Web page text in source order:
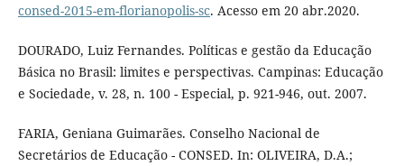
consed-2015-em-florianopolis-sc. Acesso em 20 abr.2020.
DOURADO, Luiz Fernandes. Políticas e gestão da Educação
Básica no Brasil: limites e perspectivas. Campinas: Educação
e Sociedade, v. 28, n. 100 - Especial, p. 921-946, out. 2007.
FARIA, Geniana Guimarães. Conselho Nacional de
Secretários de Educação - CONSED. In: OLIVEIRA, D.A.;